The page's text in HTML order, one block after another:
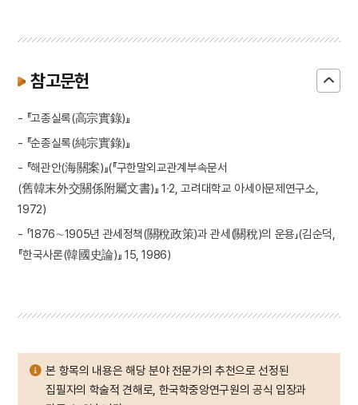
참고문헌
- 『고종실록(高宗實錄)』
- 『순종실록(純宗實錄)』
- 『해관안(海關案)』(『구한말외교관계부속문서
(舊韓末外交關係附屬文書)』 1·2, 고려대학교 아세아문제연구소,
1972)
- 「1876∼1905년 관세정책(關稅政策)과 관세(關稅)의 운용」(김순덕,
『한국사론(韓國史論)』 15, 1986)
본 항목의 내용은 해당 분야 전문가의 추천으로 선정된
집필자의 학술적 견해로, 한국학중앙연구원의 공식 입장과